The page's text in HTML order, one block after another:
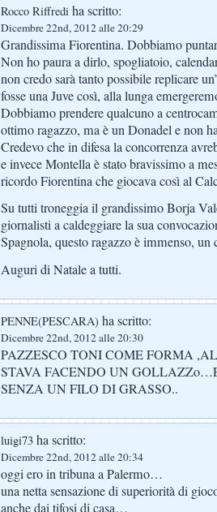
Rocco Riffredi ha scritto:
Dicembre 22nd, 2012 alle 20:29
Grandissima Fiorentina. Dobbiamo
Non ho paura a dirlo, spogliatoio,
non credo sarà tanto possibile replicare
fosse una Juve così, alla lunga
Dobbiamo prendere qualcuno a
ottimo ragazzo, ma è un Donadel e non
Credevo che in difesa la concorrenza
e invece Montella è stato bravissimo a
ricordo Fiorentina che giocava così al
Su tutti troneggia il grandissimo Borja
giornalisti a caldeggiare la sua
Spagnola, questo ragazzo è immenso,
Auguri di Natale a tutti.
PENNE(PESCARA) ha scritto:
Dicembre 22nd, 2012 alle 20:30
PAZZESCO TONI COME FORMA
STAVA FACENDO UN
SENZA UN FILO DI GRASSO..
luigi73 ha scritto:
Dicembre 22nd, 2012 alle 20:34
oggi ero in tribuna a Palermo…
una netta sensazione di superiorità di
anche dai tifosi di casa…